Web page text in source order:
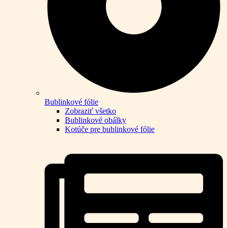
Bublinkové fólie
Zobraziť všetko
Bublinkové obálky
Kotúče pre bublinkové fólie